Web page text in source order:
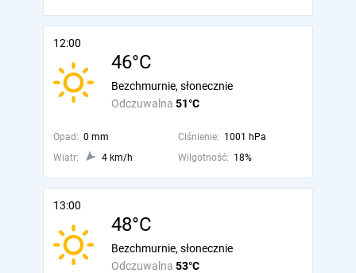
12:00
46°C
Odczuwalna 51°C
Bezchmurnie, słonecznie
Opad: 0 mm Ciśnienie: 1001 hPa
Wiatr:
4 km/h Wilgotność: 18%
13:00
48°C
Odczuwalna 53°C
Bezchmurnie, słonecznie